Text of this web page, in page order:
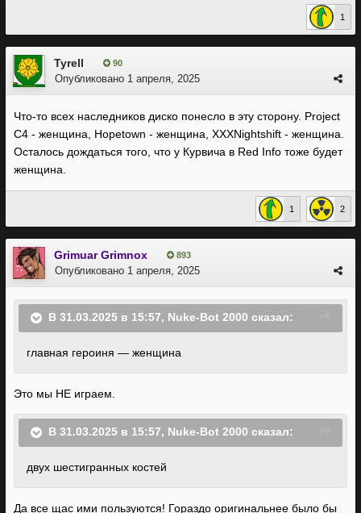
1
Tyrell 90
Опубликовано 1 апреля, 2025
Что-то всех наследников диско понесло в эту сторону. Project
C4 - женщина, Hopetown - женщина, XXXNightshift - женщина.
Осталось дождаться того, что у Курвича в Red Info тоже будет
женщина.
1 2
Grimuar Grimnox 893
Опубликовано 1 апреля, 2025
В 31.03.2025 в 15:57, Nuke-Bot 2000 сказал:
главная героиня — женщина
Это мы НЕ играем.
В 31.03.2025 в 15:57, Nuke-Bot 2000 сказал:
двух шестигранных костей
Да все щас ими пользуются! Гораздо оригинальнее было бы